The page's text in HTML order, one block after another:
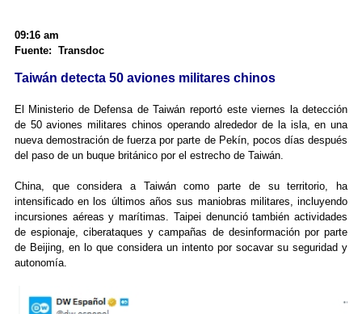
09:16 am
Fuente: Transdoc
Taiwán detecta 50 aviones militares chinos
El Ministerio de Defensa de Taiwán reportó este viernes la detección
de 50 aviones militares chinos operando alrededor de la isla, en una
nueva demostración de fuerza por parte de Pekín, pocos días después
del paso de un buque británico por el estrecho de Taiwán.
China, que considera a Taiwán como parte de su territorio, ha
intensificado en los últimos años sus maniobras militares, incluyendo
incursiones aéreas y marítimas. Taipei denunció también actividades
de espionaje, ciberataques y campañas de desinformación por parte
de Beijing, en lo que considera un intento por socavar su seguridad y
autonomía.